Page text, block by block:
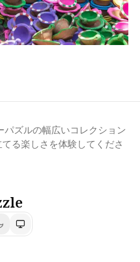
ズルの幅広いコレクション
る楽しさを体験してくださ